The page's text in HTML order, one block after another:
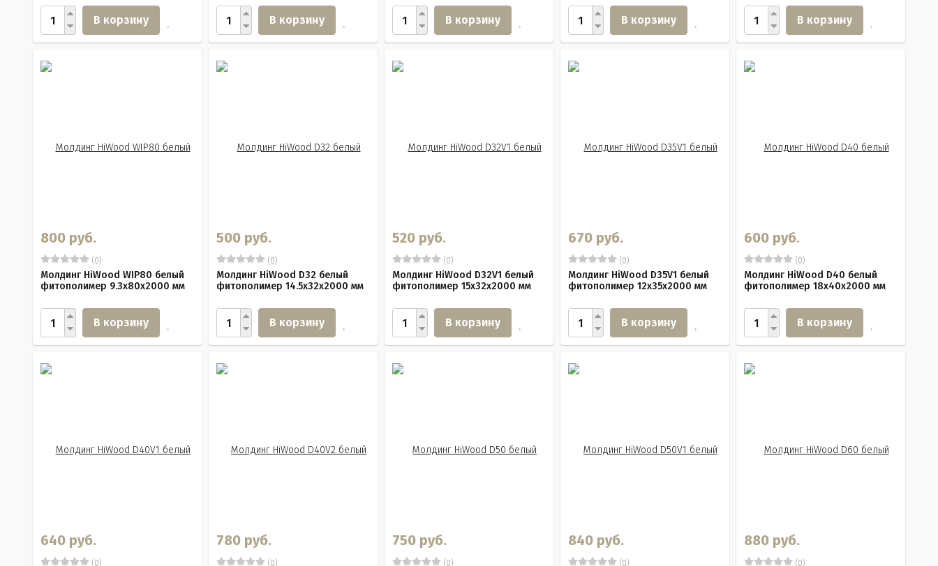
В корзину В корзину В корзину В корзину В корзину
800 руб.
(0)
Молдинг HiWood WIP80 белый
фитополимер 9.3х80х2000 мм
В корзину
500 руб.
(0)
Молдинг HiWood D32 белый
фитополимер 14.5х32х2000 мм
В корзину
520 руб.
(0)
Молдинг HiWood D32V1 белый
фитополимер 15х32х2000 мм
В корзину
670 руб.
(0)
Молдинг HiWood D35V1 белый
фитополимер 12х35х2000 мм
В корзину
600 руб.
(0)
Молдинг HiWood D40 белый
фитополимер 18х40х2000 мм
В корзину
640 руб.
(0)
780 руб.
(0)
750 руб.
(0)
840 руб.
(0)
880 руб.
(0)